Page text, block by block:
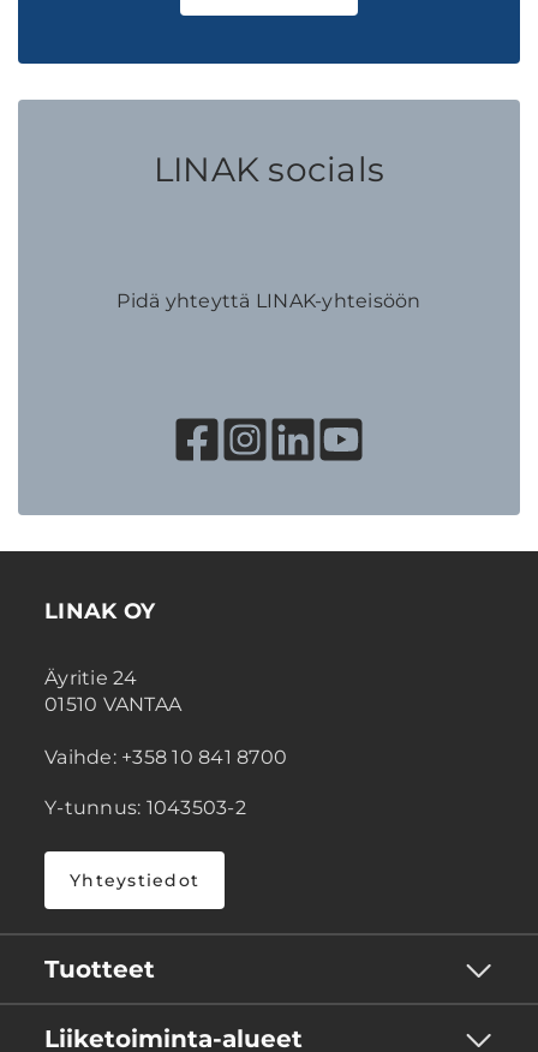
LINAK socials
Pidä yhteyttä LINAK-yhteisöön
LINAK OY
Äyritie 24
01510 VANTAA
Vaihde: +358 10 841 8700
Y-tunnus: 1043503-2
Yhteystiedot
Tuotteet
Liiketoiminta-alueet